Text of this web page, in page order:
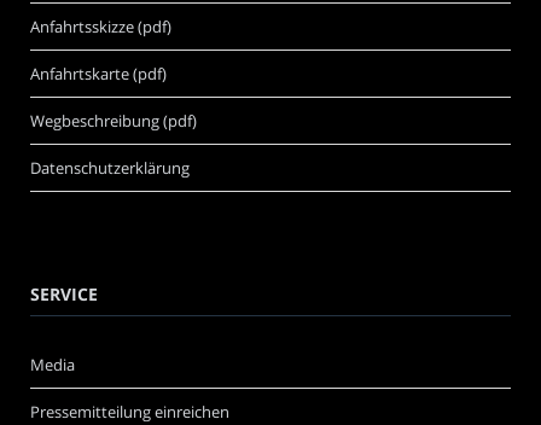
Anfahrtsskizze (pdf)
Anfahrtskarte (pdf)
Wegbeschreibung (pdf)
Datenschutzerklärung
SERVICE
Media
Pressemitteilung einreichen